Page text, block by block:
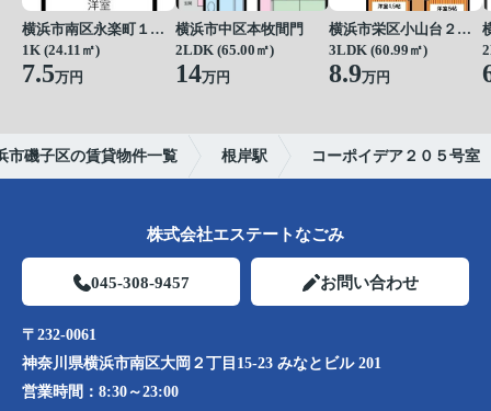
横浜市南区永楽町１丁目
1K (24.11㎡)
7.5万円
横浜市中区本牧間門
2LDK (65.00㎡)
14万円
横浜市栄区小山台２丁目
3LDK (60.99㎡)
8.9万円
市磯子区の賃貸物件一覧 根岸駅 コーポイデア２０５号室
株式会社エステートなごみ
045-308-9457 お問い合わせ
〒232-0061
神奈川県横浜市南区大岡２丁目15-23 みなとビル 201
営業時間： 8:30～23:00